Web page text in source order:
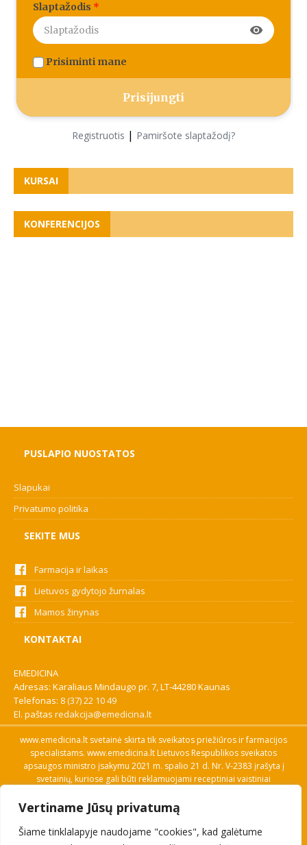
Vertiname Jūsų privatumą
Šiame tinklalapyje naudojame "cookies", kad galėtume
Slaptažodis *
visibility
Prisiminti mane
Registruotis | Pamiršote slaptažodį?
KURSAI
KONFERENCIJOS
PUSLAPIO NUOSTATOS
Slapukai
Privatumo politika
SEKITE MUS
Farmacija ir laikas
Lietuvos gydytojo žurnalas
Mamos žinynas
KONTAKTAI
EMEDICINA
Adresas: Karaliaus Mindaugo pr. 7, LT-44280 Kaunas
Telefonas: 8 (37) 22 10 49
El. paštas redakcija@emedicina.lt
www.emedicina.lt svetainė skirta tik sveikatos priežiūros ir farmacijos
specialistams. www.emedicina.lt Lietuvos Respublikos sveikatos
apsaugos ministro įsakymu 2021 m. spalio 21 d. Nr. V-2383 įrašyta į
svetainių, kuriose gali būti reklamuojami receptiniai vaistiniai
savo profesinę kvalifikaciją. Naudingos nuorodos: Vaistų ir medicinos
pagalbos priemonių kainų paieška, VVKT tinklalapis, Sveikatos
priežiūros ar farmacijos specialisto pranešimo apie įtariamą